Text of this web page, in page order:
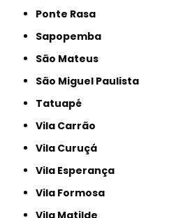
Ponte Rasa
Sapopemba
São Mateus
São Miguel Paulista
Tatuapé
Vila Carrão
Vila Curuçá
Vila Esperança
Vila Formosa